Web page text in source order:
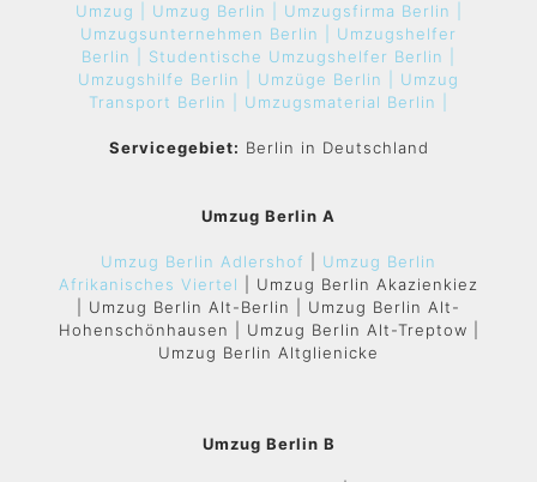
Umzug | Umzug Berlin |
Umzugsfirma Berlin |
Umzugsunternehmen Berlin | Umzugshelfer
Berlin | Studentische Umzugshelfer Berlin |
Umzugshilfe Berlin | Umzüge Berlin | Umzug
Transport Berlin | Umzugsmaterial Berlin |
Servicegebiet: Berlin in Deutschland
Umzug Berlin A
Umzug Berlin Adlershof
Umzug Berlin
Afrikanisches Viertel
| Umzug Berlin Akazienkiez
| Umzug Berlin Alt-Berlin | Umzug Berlin Alt-
Hohenschönhausen | Umzug Berlin Alt-Treptow |
Umzug Berlin Altglienicke
Umzug Berlin B